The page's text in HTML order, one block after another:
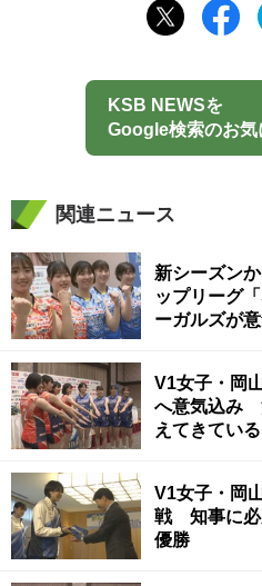
KSB NEWSを
Google検索のお気
関連ニュース
新シーズン
ップリーグ
ーガルズが
V1女子・岡
へ意気込み
えてきている
V1女子・岡
戦 知事に必
優勝